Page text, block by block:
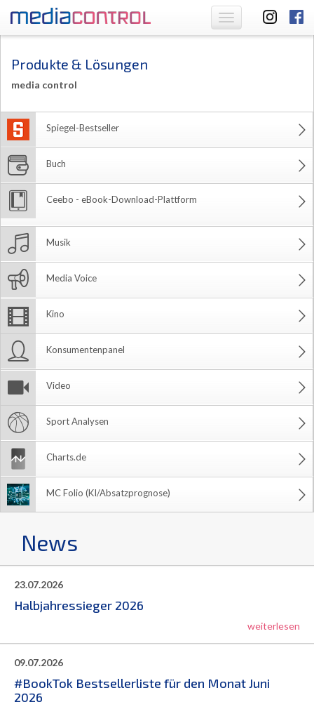
Toggle
navigation
Produkte & Lösungen
media control
Spiegel-Bestseller
Buch
Ceebo - eBook-Download-Plattform
Musik
Media Voice
Kino
Konsumentenpanel
Video
Sport Analysen
Charts.de
MC Folio (KI/Absatzprognose)
News
23.07.2026
Halbjahressieger 2026
weiterlesen
09.07.2026
#BookTok Bestsellerliste für den Monat Juni
2026